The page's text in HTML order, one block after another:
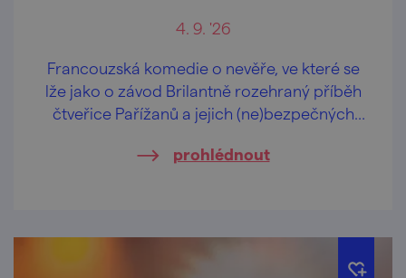
4. 9. '26
Francouzská komedie o nevěře, ve které se
lže jako o závod Brilantně rozehraný příběh
čtveřice Pařížanů a jejich (ne)bezpečných
prohlédnout